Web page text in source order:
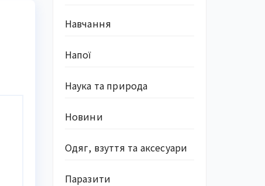
Навчання
Напої
Наука та природа
Новини
Одяг, взуття та аксесуари
Паразити